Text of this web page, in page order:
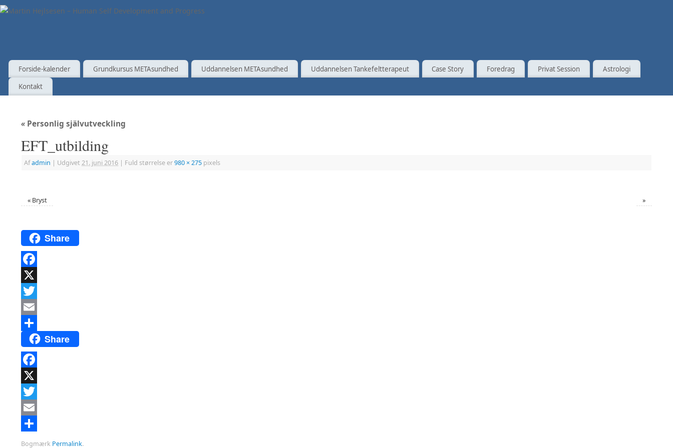
Forside-kalender Grundkursus METAsundhed Uddannelsen METAsundhed Uddannelsen Tankefeltterapeut Case Story Foredrag Privat Session
Astrologi
Kontakt
« Personlig självutveckling
EFT_utbilding
Afadmin | Udgivet 21. juni 2016 | Fuld størrelse er980 × 275 pixels
« Bryst »
Share
Facebook
X
Twitter
Email
Del
Share
Facebook
X
Twitter
Email
Del
Bogmærk Permalink.